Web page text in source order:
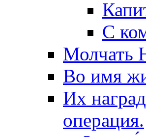
С
Молчать
Во имя
Их
операция.